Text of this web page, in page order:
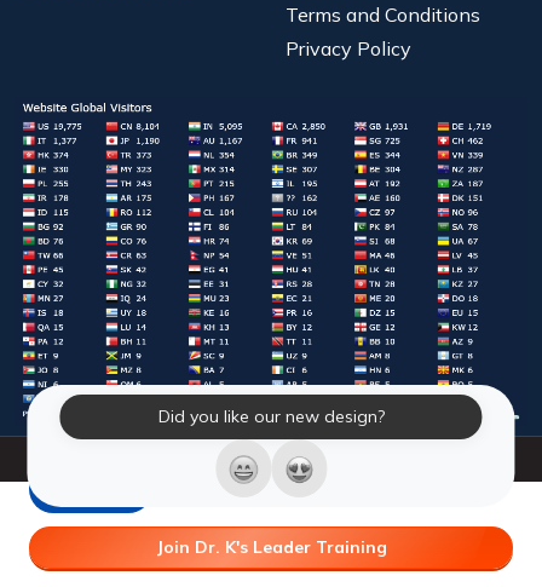
Did you like our new design?
Join Dr. K's Leader Training
Terms and Conditions
Privacy Policy
© 2026 Laughter Yoga International. All Rights Reserved.